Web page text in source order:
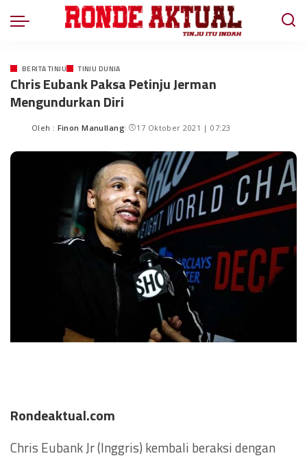
BERITA TINJU TINJU DUNIA
Chris Eubank Paksa Petinju Jerman
Mengundurkan Diri
Oleh : Finon Manullang 17 Oktober 2021 | 07:23
Rondeaktual.com
Chris Eubank Jr (Inggris) kembali beraksi dengan